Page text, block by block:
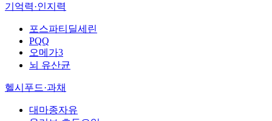
기억력·인지력
포스파티딜세린
PQQ
오메가3
뇌 유산균
헬시푸드·과채
대마종자유